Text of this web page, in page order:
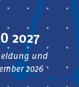
2027
und
2026